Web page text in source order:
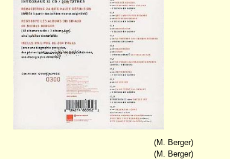
(M. Berger)
(M. Berger)